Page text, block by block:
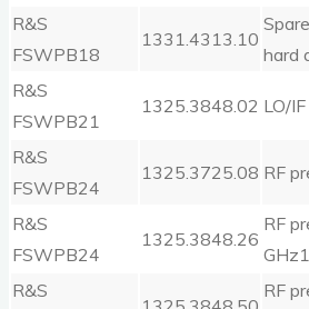
R&S
FSWPB18
1331.4313.10
hard
R&S
FSWPB21
1325.3848.02 LO/
R&S
FSWPB24
1325.3725.08 RF
R&S
FSWPB24
1325.3848.26
RF
R&S
RF